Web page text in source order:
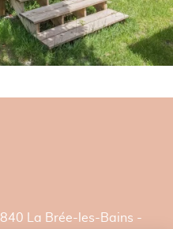
La Brée-les-Bains -